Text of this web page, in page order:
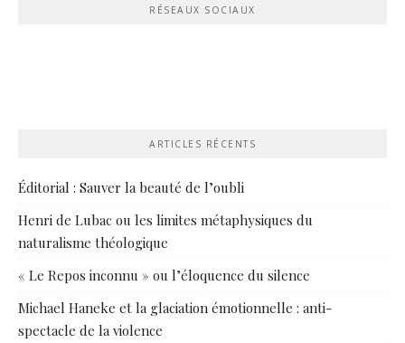
RÉSEAUX SOCIAUX
ARTICLES RÉCENTS
Éditorial : Sauver la beauté de l’oubli
Henri de Lubac ou les limites métaphysiques du
naturalisme théologique
« Le Repos inconnu » ou l’éloquence du silence
Michael Haneke et la glaciation émotionnelle : anti-
spectacle de la violence